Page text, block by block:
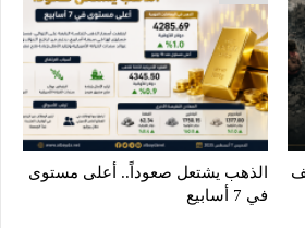
و174 ألف
الذهب يشتعل صعوداً.. أعلى مستوى
في 7 أسابيع